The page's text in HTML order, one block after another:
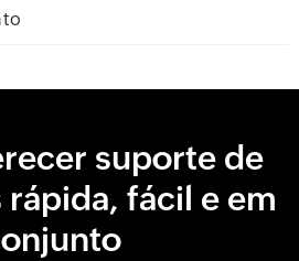
suporte de
fácil e em